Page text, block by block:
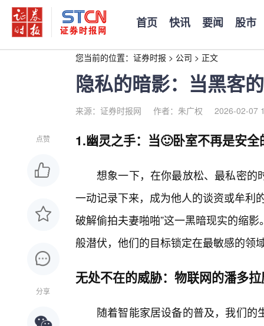
首页 快讯 要闻 股市
您当前的位置： 证券时报 > 公司 > 正文
隐私的暗影：当黑客
来源：证券时报网 作者：朱广权 2026-02-07
点赞
分享
1.幽灵之手：当🙂卧室不再是安全
想象一下，在你最放松、最私密的
一动记录下来，成为他人的谈资或牟利
破解偷拍夫妻啪啪”这一黑暗现实的缩
般潜伏，他们的目标锁定在最敏感的
无处不在的威胁：物联网的潘多
随着智能家居设备的普及，我们